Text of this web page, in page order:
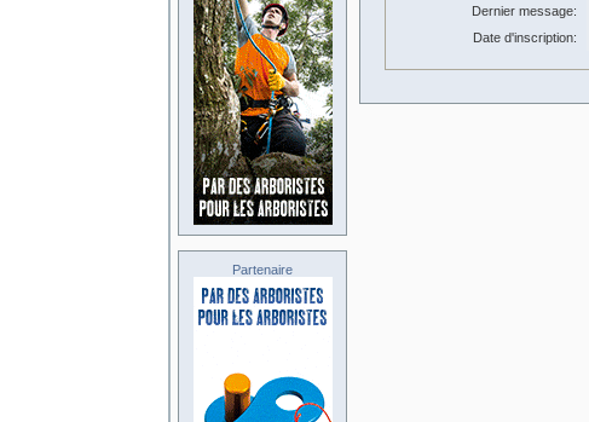
Dernier message:
Date d'inscription:
Partenaire